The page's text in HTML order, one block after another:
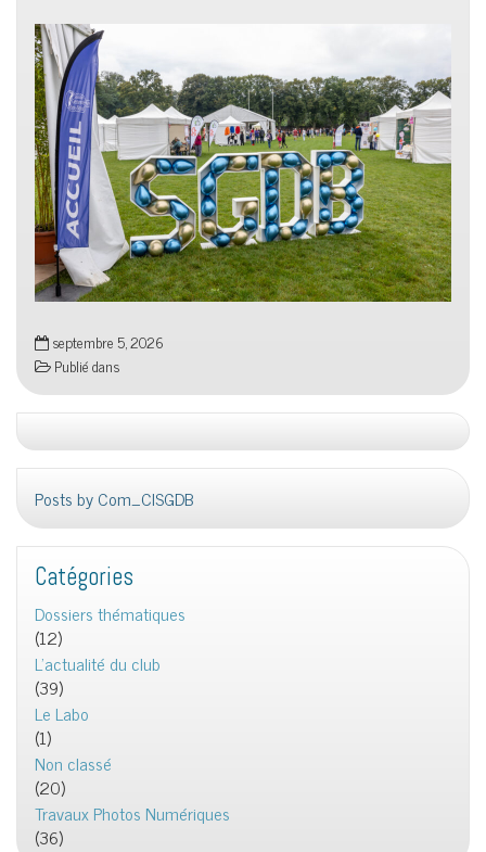
septembre 5, 2026
Publié dans
Posts by Com_CISGDB
Catégories
Dossiers thématiques
(12)
L'actualité du club
(39)
Le Labo
(1)
Non classé
(20)
Travaux Photos Numériques
(36)